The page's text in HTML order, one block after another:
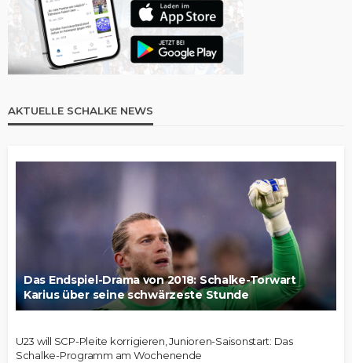
AKTUELLE SCHALKE NEWS
Das Endspiel-Drama von 2018: Schalke-Torwart
Karius über seine schwärzeste Stunde
U23 will SCP-Pleite korrigieren, Junioren-Saisonstart: Das
Schalke-Programm am Wochenende